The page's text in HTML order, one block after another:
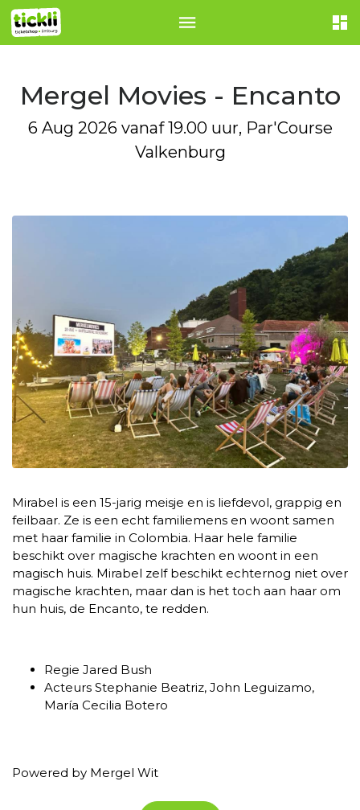
Mergel Movies - Encanto
6 Aug 2026 vanaf 19.00 uur, Par'Course
Valkenburg
Mirabel is een 15-jarig meisje en is liefdevol, grappig en
feilbaar. Ze is een echt familiemens en woont samen
met haar familie in Colombia. Haar hele familie
beschikt over magische krachten en woont in een
magisch huis. Mirabel zelf beschikt echternog niet over
magische krachten, maar dan is het toch aan haar om
hun huis, de Encanto, te redden.
Regie Jared Bush
Acteurs Stephanie Beatriz, John Leguizamo,
María Cecilia Botero
Powered by Mergel Wit